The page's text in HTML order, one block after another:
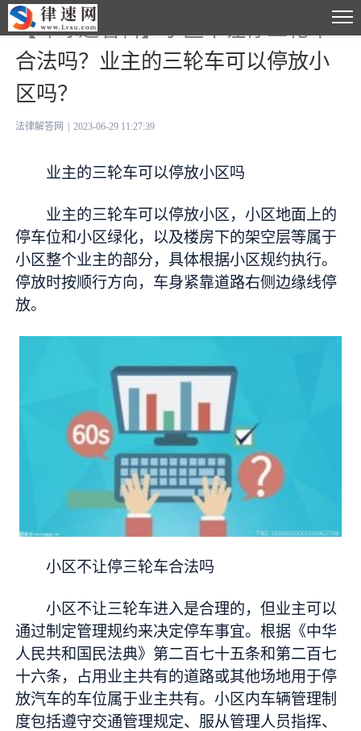
【环球速看料】小区不让停三轮车
合法吗？业主的三轮车可以停放小
区吗？
法律解答网 2023-06-29 11:27:39
业主的三轮车可以停放小区吗
业主的三轮车可以停放小区，小区地面上的
停车位和小区绿化，以及楼房下的架空层等属于
小区整个业主的部分，具体根据小区规约执行。
停放时按顺行方向，车身紧靠道路右侧边缘线停
放。
小区不让停三轮车合法吗
小区不让三轮车进入是合理的，但业主可以
通过制定管理规约来决定停车事宜。根据《中华
人民共和国民法典》第二百七十五条和第二百七
十六条，占用业主共有的道路或其他场地用于停
放汽车的车位属于业主共有。小区内车辆管理制
度包括遵守交通管理规定、服从管理人员指挥、